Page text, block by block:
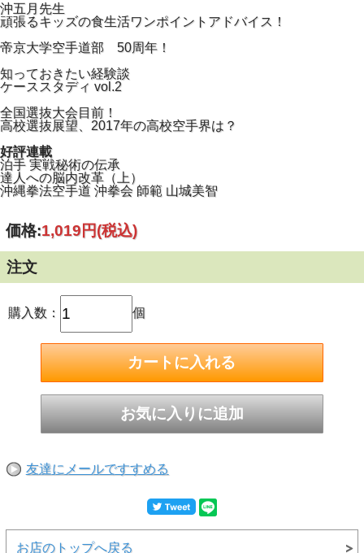
沖五月先生
頑張るキッズの食生活ワンポイントアドバイス！
帝京大学空手道部 50周年！
知っておきたい経験談
ケーススタディ vol.2
全国選抜大会目前！
高校選抜展望、2017年の高校空手界は？
好評連載
泊手 実戦秘術の伝承
達人への脳内改革（上）
沖縄拳法空手道 沖拳会 師範 山城美智
価格:1,019円(税込)
注文
購入数： 個
友達にメールですすめる
お店のトップへ戻る